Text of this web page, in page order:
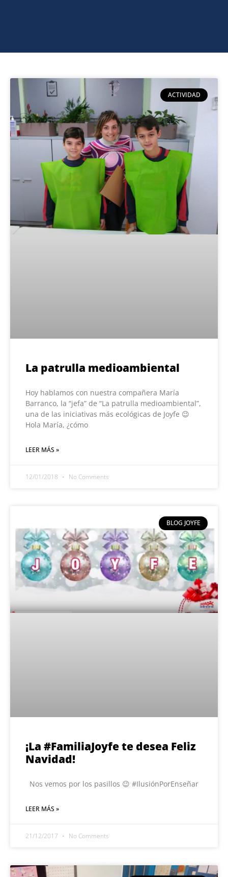
ACTIVIDAD
La patrulla medioambiental
Hoy hablamos con nuestra compañera María
Barranco, la “jefa” de “La patrulla medioambiental”,
una de las iniciativas más ecológicas de Joyfe 😉
Hola María, ¿cómo
LEER MÁS »
12/01/2018 No Comments
BLOG JOYFE
¡La #FamiliaJoyfe te desea Feliz
Navidad!
Nos vemos por los pasillos 😉 #IlusiónPorEnseñar
LEER MÁS »
21/12/2017 No Comments